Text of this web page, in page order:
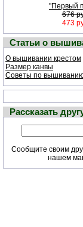
"Первый
676
473
Статьи о
О вышивании крестом
Размер канвы
Советы по
Рассказать
Сообщите своим
нашем